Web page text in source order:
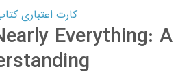
کارت اعتباری کتاب دانلود با 10,000,000
Everything: A